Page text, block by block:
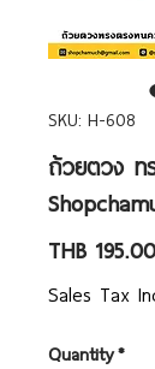
SKU: H-608
ถ้วยตวง ท
THB 195.00
Sales Tax
Quantity*